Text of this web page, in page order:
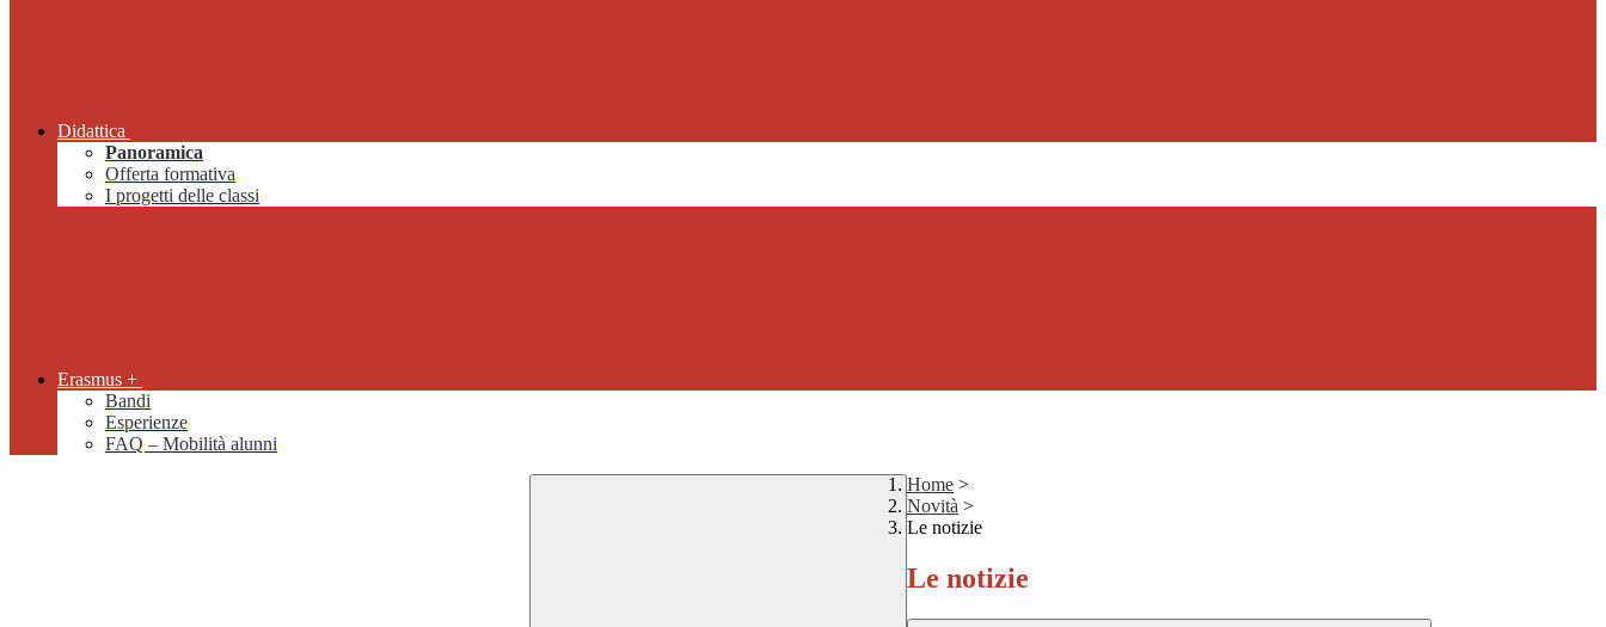
Didattica
Panoramica
Offerta formativa
I progetti delle classi
Erasmus +
Bandi
Esperienze
FAQ – Mobilità alunni
Home >
Novità >
Le notizie
Le notizie